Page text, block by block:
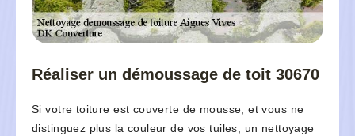
Réaliser un démoussage de toit 30670
Si votre toiture est couverte de mousse, et vous ne
distinguez plus la couleur de vos tuiles, un nettoyage